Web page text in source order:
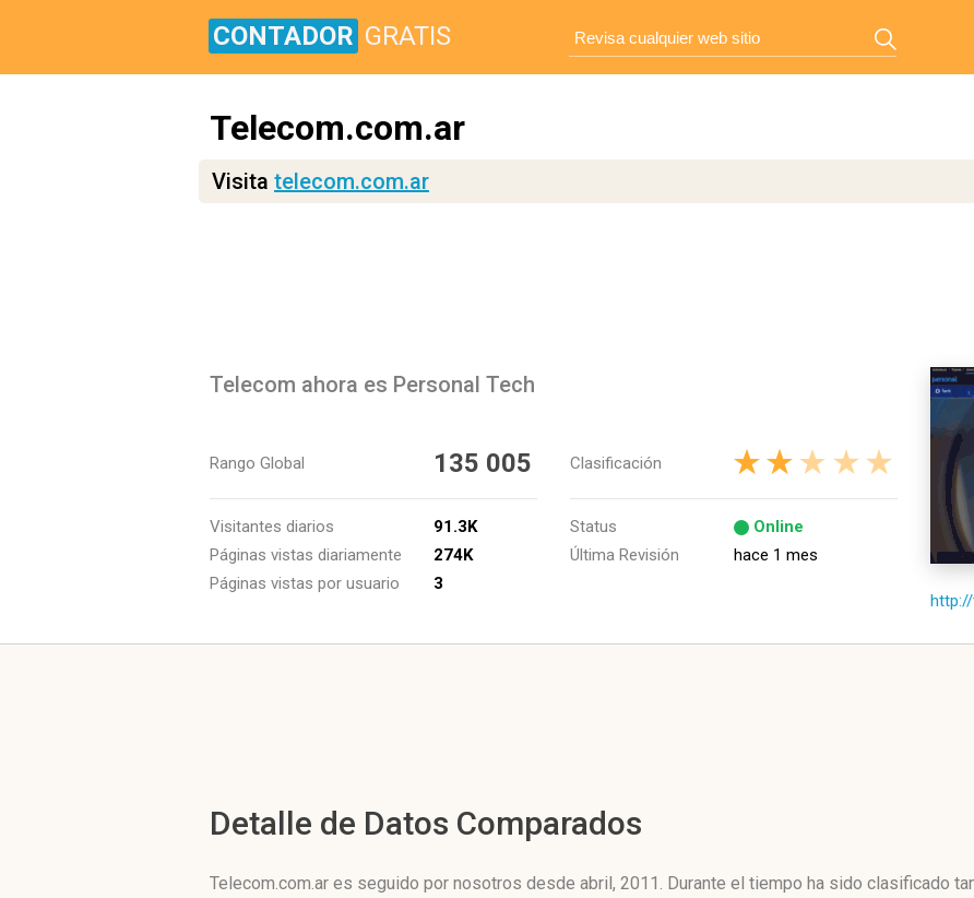
CONTADOR GRATIS
Telecom.com.ar
Visita telecom.com.ar
Telecom ahora es Personal Tech
Rango Global 135 005
Visitantes diarios
91.3K
Páginas vistas diariamente
274K
Páginas vistas por usuario
3
Clasificación
Status
Online
Última Revisión
hace 1 mes
Detalle de Datos Comparados
Telecom.com.ar es seguido por nosotros desde abril, 2011. Durante el tiempo ha sido clasificado